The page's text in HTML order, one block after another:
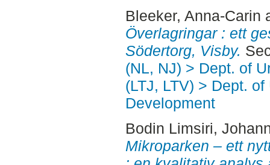
Bleeker, Anna-Carin
Överlagringar : ett
Södertorg, Visby.
(NL, NJ) > Dept. of
(LTJ, LTV) > Dept.
Development
Bodin Limsiri,
Mikroparken – ett